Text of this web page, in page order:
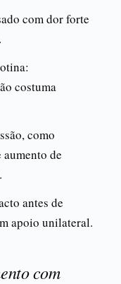
com dor forte
costuma
como
de
antes de
apoio unilateral.
com